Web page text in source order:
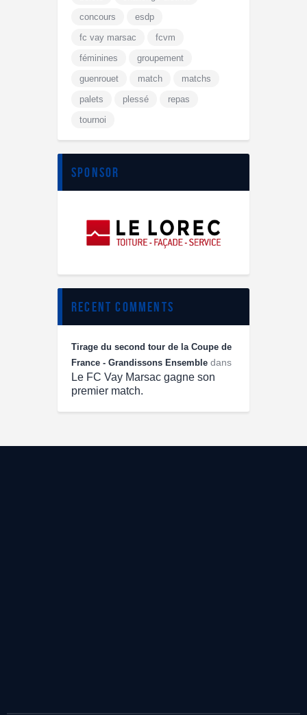
concours
esdp
fc vay marsac
fcvm
féminines
groupement
guenrouet
match
matchs
palets
plessé
repas
tournoi
sponsor
recent comments
Tirage du second tour de la Coupe de
France - Grandissons Ensemble dans
Le FC Vay Marsac gagne son
premier match.